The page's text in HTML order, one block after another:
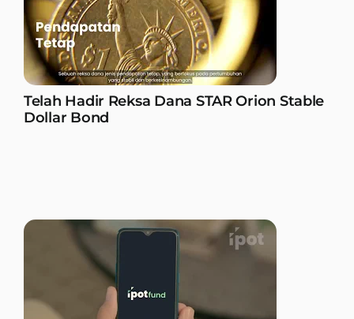
Telah Hadir Reksa Dana STAR Orion Stable
Dollar Bond